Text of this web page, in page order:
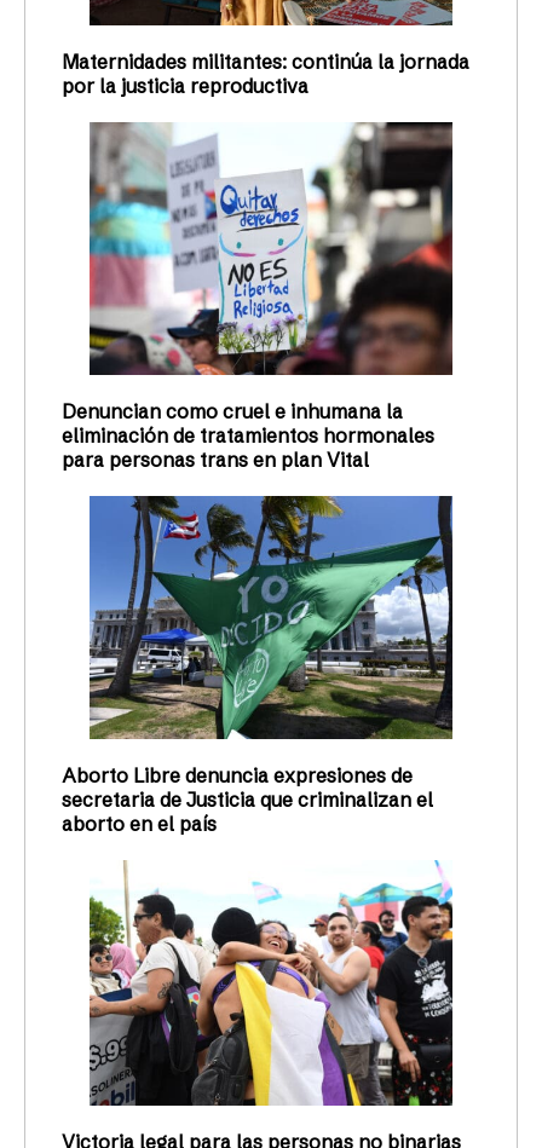
Maternidades militantes: continúa la jornada
por la justicia reproductiva
Denuncian como cruel e inhumana la
eliminación de tratamientos hormonales
para personas trans en plan Vital
Aborto Libre denuncia expresiones de
secretaria de Justicia que criminalizan el
aborto en el país
Victoria legal para las personas no binarias